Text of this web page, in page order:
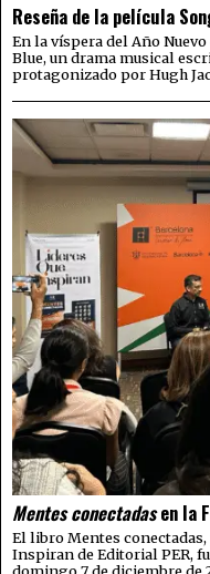
Reseña de la película
En la víspera del Año
Blue, un drama musical
protagonizado por Hugh
Mentes conectadasen la
El libro Mentes
Inspiran de Editorial PER,